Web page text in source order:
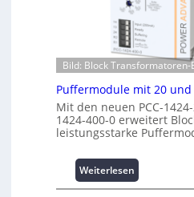
h
e
n
z
e
t
r
e
r
i
m
p
w
r
k
z
e
u
g
e
v
e
s
t
i
i
o
n
s
i
c
Bild: Block Transformatoren-
Puffermodule mit 20 und
Mit den neuen PCC-
1424-400-0 erweitert
leistungsstarke
Weiterlesen:
P